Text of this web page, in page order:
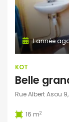
1 année
KOT
Rue Albert Asou
16 m2